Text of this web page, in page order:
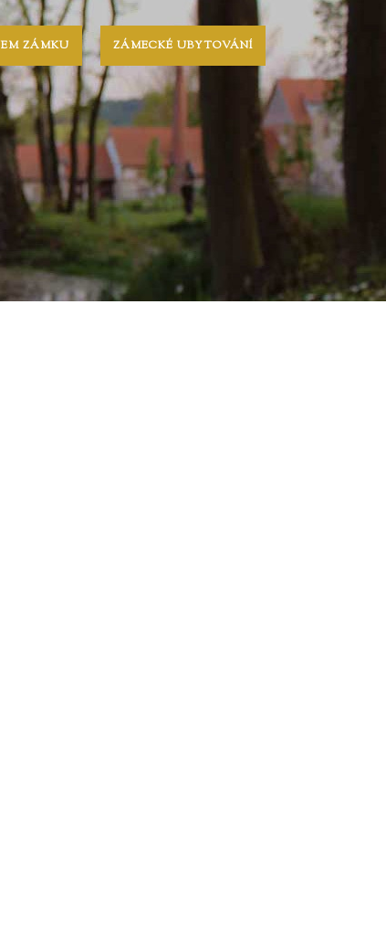
ZÁMKU ZÁMECKÉ UBYTOVÁNÍ